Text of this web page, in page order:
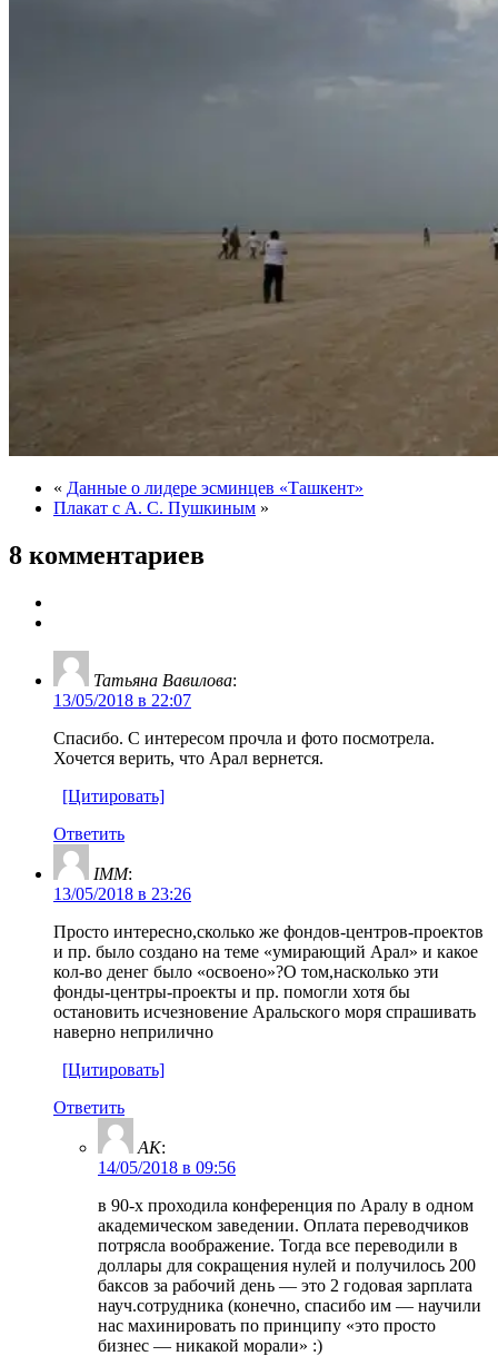
« Данные о лидере эсминцев «Ташкент»
Плакат с А. С. Пушкиным »
8 комментариев
Татьяна Вавилова:
13/05/2018 в 22:07
Спасибо. С интересом прочла и фото посмотрела.
Хочется верить, что Арал вернется.
[Цитировать]
Ответить
IMM:
13/05/2018 в 23:26
Просто интересно,сколько же фондов-центров-проектов
и пр. было создано на теме «умирающий Арал» и какое
кол-во денег было «освоено»?О том,насколько эти
фонды-центры-проекты и пр. помогли хотя бы
остановить исчезновение Аральского моря спрашивать
наверно неприлично
[Цитировать]
Ответить
AK:
14/05/2018 в 09:56
в 90-х проходила конференция по Аралу в одном
академическом заведении. Оплата переводчиков
потрясла воображение. Тогда все переводили в
доллары для сокращения нулей и получилось 200
баксов за рабочий день — это 2 годовая зарплата
науч.сотрудника (конечно, спасибо им — научили
нас махинировать по принципу «это просто
бизнес — никакой морали» :)